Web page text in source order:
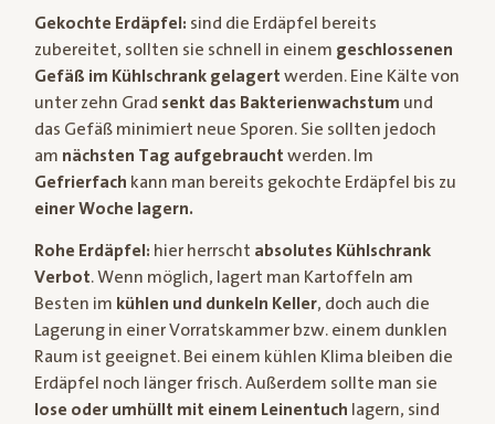
Gekochte Erdäpfel: sind die Erdäpfel bereits
zubereitet, sollten sie schnell in einem geschlossenen
Gefäß im Kühlschrank gelagert werden. Eine Kälte von
unter zehn Grad senkt das Bakterienwachstum und
das Gefäß minimiert neue Sporen. Sie sollten jedoch
am nächsten Tag aufgebraucht werden. Im
Gefrierfach kann man bereits gekochte Erdäpfel bis zu
einer Woche lagern.
Rohe Erdäpfel: hier herrscht absolutes Kühlschrank
Verbot. Wenn möglich, lagert man Kartoffeln am
Besten im kühlen und dunkeln Keller, doch auch die
Lagerung in einer Vorratskammer bzw. einem dunklen
Raum ist geeignet. Bei einem kühlen Klima bleiben die
Erdäpfel noch länger frisch. Außerdem sollte man sie
lose oder umhüllt mit einem Leinentuch lagern, sind